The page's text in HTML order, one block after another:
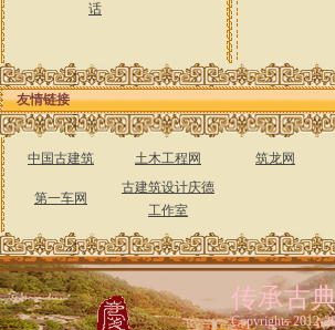
友情链接
中国古建筑 土木工程网 筑龙网
第一车网
古建筑设计庆德
工作室
传承古
Copyrights 2012-